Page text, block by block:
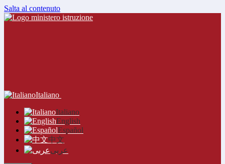
Salta al contenuto
Italiano
Italiano
English
Español
中文
عربى